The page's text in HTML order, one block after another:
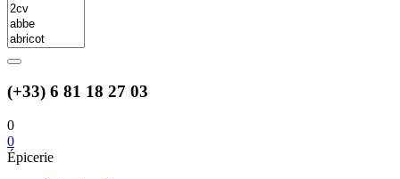
(+33) 6 81 18 27 03
0
0
Épicerie